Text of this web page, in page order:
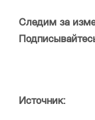
Следим за
Источник: